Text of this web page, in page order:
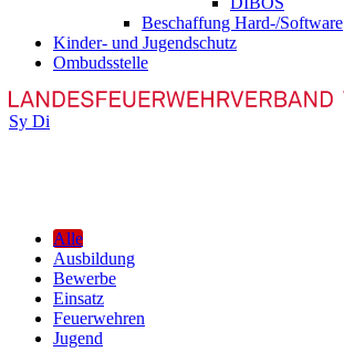
Beschaffung Hard-/Software
Kinder- und Jugendschutz
Ombudsstelle
Sy Di
Alle
Ausbildung
Bewerbe
Einsatz
Feuerwehren
Jugend